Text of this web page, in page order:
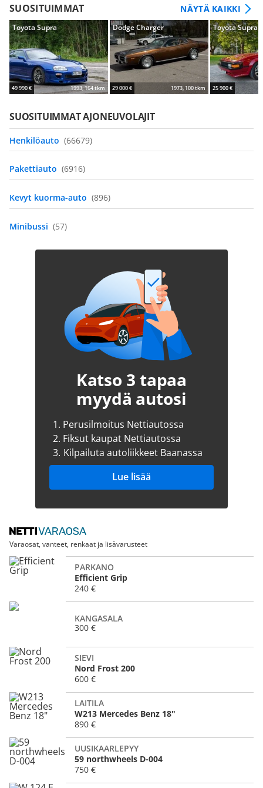
SUOSITUIMMAT NÄYTÄ KAIKKI
Toyota Supra
49 990 € 1993, 164 tkm
Dodge Charger
29 000 € 1973, 100 tkm
Toyota Supra
25 900 €
SUOSITUIMMAT AJONEUVOLAJIT
(66679)
(6916)
(896)
(57)
Katso 3 tapaa
myydä autosi
1. Perusilmoitus Nettiautossa
2. Fiksut kaupat Nettiautossa
3. Kilpailuta autoliikkeet Baanassa
Lue lisää
Varaosat, vanteet, renkaat ja lisävarusteet
PARKANO
Efficient Grip
240 €
KANGASALA
300 €
SIEVI
Nord Frost 200
600 €
LAITILA
W213 Mercedes Benz 18"
890 €
UUSIKAARLEPYY
59 northwheels D-004
750 €